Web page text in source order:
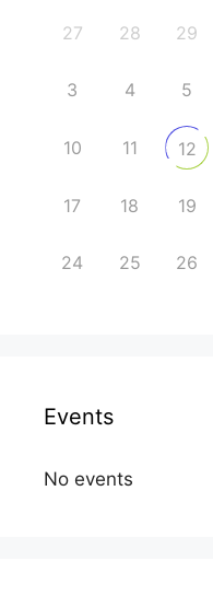
27 28 29
3 4 5
10 11 12
17 18 19
24 25 26
Events
No events